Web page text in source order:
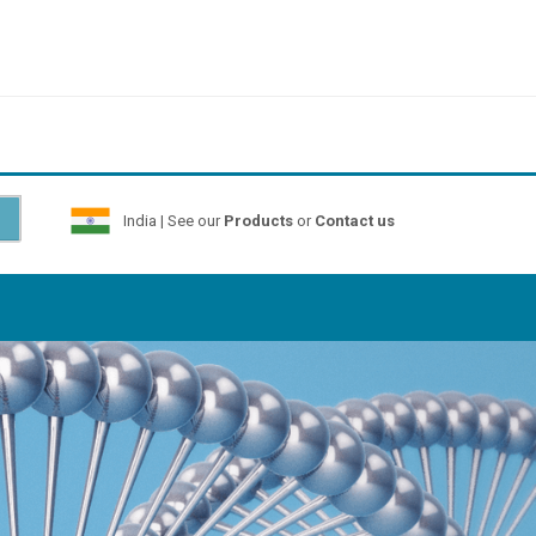
India | See our Productsor Contact us